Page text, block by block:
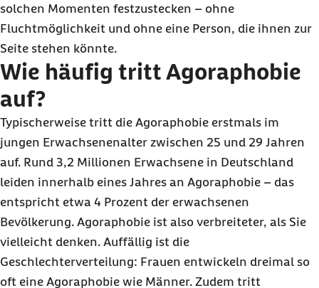
solchen Momenten festzustecken – ohne
Fluchtmöglichkeit und ohne eine Person, die ihnen zur
Seite stehen könnte.
Wie häufig tritt Agoraphobie
auf?
Typischerweise tritt die Agoraphobie erstmals im
jungen Erwachsenenalter zwischen 25 und 29 Jahren
auf. Rund 3,2 Millionen Erwachsene in Deutschland
leiden innerhalb eines Jahres an Agoraphobie – das
entspricht etwa 4 Prozent der erwachsenen
Bevölkerung. Agoraphobie ist also verbreiteter, als Sie
vielleicht denken. Auffällig ist die
Geschlechterverteilung: Frauen entwickeln dreimal so
oft eine Agoraphobie wie Männer. Zudem tritt